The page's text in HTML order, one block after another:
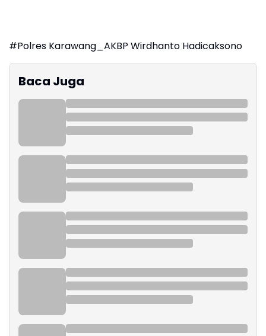
#Polres Karawang_AKBP Wirdhanto Hadicaksono
Baca Juga